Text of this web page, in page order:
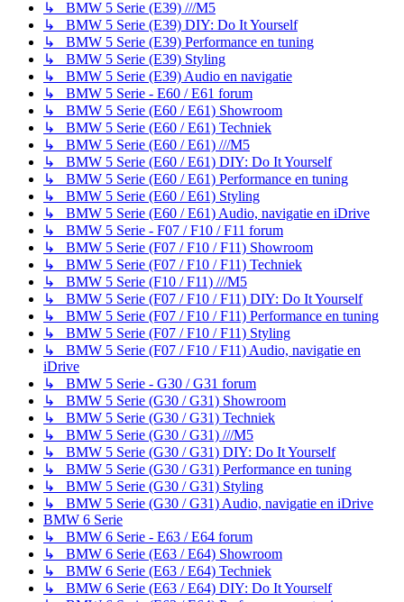
↳ BMW 5 Serie (E39) ///M5
↳ BMW 5 Serie (E39) DIY: Do It Yourself
↳ BMW 5 Serie (E39) Performance en tuning
↳ BMW 5 Serie (E39) Styling
↳ BMW 5 Serie (E39) Audio en navigatie
↳ BMW 5 Serie - E60 / E61 forum
↳ BMW 5 Serie (E60 / E61) Showroom
↳ BMW 5 Serie (E60 / E61) Techniek
↳ BMW 5 Serie (E60 / E61) ///M5
↳ BMW 5 Serie (E60 / E61) DIY: Do It Yourself
↳ BMW 5 Serie (E60 / E61) Performance en tuning
↳ BMW 5 Serie (E60 / E61) Styling
↳ BMW 5 Serie (E60 / E61) Audio, navigatie en iDrive
↳ BMW 5 Serie - F07 / F10 / F11 forum
↳ BMW 5 Serie (F07 / F10 / F11) Showroom
↳ BMW 5 Serie (F07 / F10 / F11) Techniek
↳ BMW 5 Serie (F10 / F11) ///M5
↳ BMW 5 Serie (F07 / F10 / F11) DIY: Do It Yourself
↳ BMW 5 Serie (F07 / F10 / F11) Performance en tuning
↳ BMW 5 Serie (F07 / F10 / F11) Styling
↳ BMW 5 Serie (F07 / F10 / F11) Audio, navigatie en
iDrive
↳ BMW 5 Serie - G30 / G31 forum
↳ BMW 5 Serie (G30 / G31) Showroom
↳ BMW 5 Serie (G30 / G31) Techniek
↳ BMW 5 Serie (G30 / G31) ///M5
↳ BMW 5 Serie (G30 / G31) DIY: Do It Yourself
↳ BMW 5 Serie (G30 / G31) Performance en tuning
↳ BMW 5 Serie (G30 / G31) Styling
↳ BMW 5 Serie (G30 / G31) Audio, navigatie en iDrive
BMW 6 Serie
↳ BMW 6 Serie - E63 / E64 forum
↳ BMW 6 Serie (E63 / E64) Showroom
↳ BMW 6 Serie (E63 / E64) Techniek
↳ BMW 6 Serie (E63 / E64) DIY: Do It Yourself